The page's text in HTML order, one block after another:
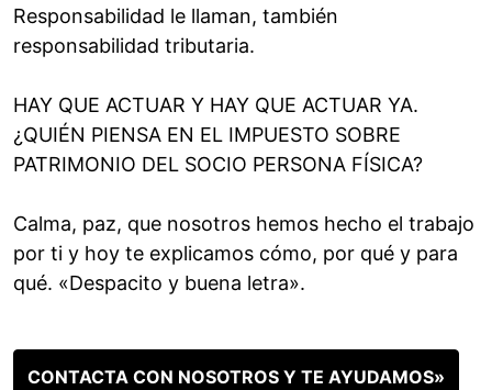
Responsabilidad le llaman, también
responsabilidad tributaria.
HAY QUE ACTUAR Y HAY QUE ACTUAR YA.
¿QUIÉN PIENSA EN EL IMPUESTO SOBRE
PATRIMONIO DEL SOCIO PERSONA FÍSICA?
Calma, paz, que nosotros hemos hecho el trabajo
por ti y hoy te explicamos cómo, por qué y para
qué. «Despacito y buena letra».
CONTACTA CON NOSOTROS Y TE AYUDAMOS»